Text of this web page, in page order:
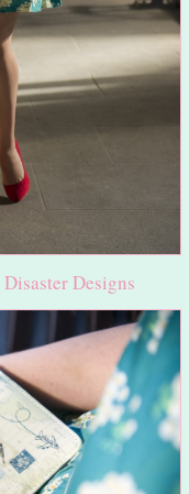
Disaster Designs